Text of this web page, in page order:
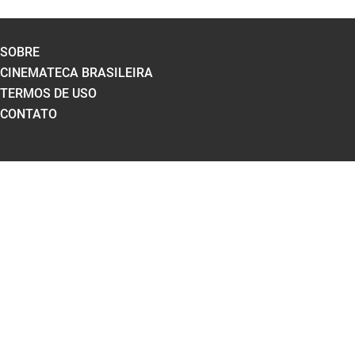
SOBRE
CINEMATECA BRASILEIRA
TERMOS DE USO
CONTATO